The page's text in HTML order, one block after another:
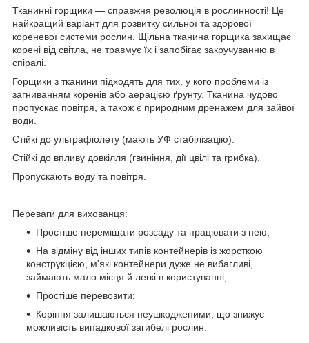
Тканинні горщики — справжня революція в рослинності! Це
найкращий варіант для розвитку сильної та здорової
кореневої системи рослин. Щільна тканина горщика захищає
корені від світла, не травмує їх і запобігає закручуванню в
спіралі.
Горщики з тканини підходять для тих, у кого проблеми із
загниванням коренів або аерацією ґрунту. Тканина чудово
пропускає повітря, а також є природним дренажем для зайвої
води.
Стійкі до ультрафіолету (мають УФ стабілізацію).
Стійкі до впливу довкілля (гвиніння, дії цвілі та грибка).
Пропускають воду та повітря.
Переваги для вихованця:
Простіше переміщати розсаду та працювати з нею;
На відміну від інших типів контейнерів із жорсткою
конструкцією, м'які контейнери дуже не вибагливі,
займають мало місця й легкі в користуванні;
Простіше перевозити;
Коріння залишаються неушкодженими, що знижує
можливість випадкової загибелі рослин.